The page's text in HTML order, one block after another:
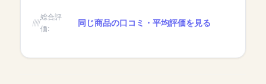
総合評
価:
同じ商品の口コミ・平均評価を見る